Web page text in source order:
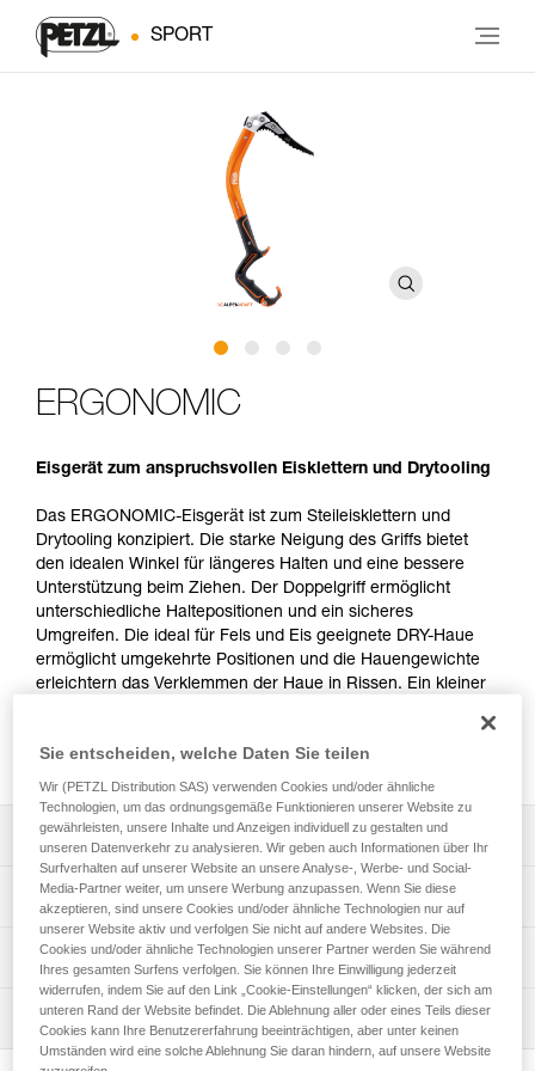
SPORT
ERGONOMIC
Eisgerät zum anspruchsvollen Eisklettern und Drytooling
Das ERGONOMIC-Eisgerät ist zum Steileisklettern und
Drytooling konzipiert. Die starke Neigung des Griffs bietet
den idealen Winkel für längeres Halten und eine bessere
Unterstützung beim Ziehen. Der Doppelgriff ermöglicht
unterschiedliche Haltepositionen und ein sicheres
Umgreifen. Die ideal für Fels und Eis geeignete DRY-Haue
ermöglicht umgekehrte Positionen und die Hauengewichte
erleichtern das Verklemmen der Haue in Rissen. Ein kleiner
entsprechend der vorgesehenen Tour ausgewählt werden.
Leistungsverzeichnis
Komfortable Handhabung, geeignet für technisch sehr
anspruchsvolle Routen:
- Der Doppelgriff (oben und unten) ermöglicht
unterschiedliche Haltepositionen und ein sicheres
Umgreifen.
- Der stark abgewinkelte untere Griff erhöht den Komfort
beim Halten und bietet bessere Unterstützung in extrem
schwierigen Passagen. Die Form ermöglicht das Handling
Technische Spezifikationen
Haue: 2
Schaft: 2
Material: Aluminium, Stahl, glasfaserverstärkter Kunststoff
Zertifizierung(en): CE, UKCA, UIAA
Technische Informationen
Gebrauchsanleitung
Das PDF herunterladen technical-notice-ERGONOMIC-1
Das PDF herunterladen technical-notice-
Wartung
Ablauf der PSA-Prüfung
Sie entscheiden, welche Daten Sie teilen
Wir (PETZL Distribution SAS) verwenden Cookies und/oder ähnliche
Technologien, um das ordnungsgemäße Funktionieren unserer Website zu
gewährleisten, unsere Inhalte und Anzeigen individuell zu gestalten und
unseren Datenverkehr zu analysieren. Wir geben auch Informationen über Ihr
Surfverhalten auf unserer Website an unsere Analyse-, Werbe- und Social-
Media-Partner weiter, um unsere Werbung anzupassen. Wenn Sie diese
akzeptieren, sind unsere Cookies und/oder ähnliche Technologien nur auf
unserer Website aktiv und verfolgen Sie nicht auf andere Websites. Die
Cookies und/oder ähnliche Technologien unserer Partner werden Sie während
Ihres gesamten Surfens verfolgen. Sie können Ihre Einwilligung jederzeit
widerrufen, indem Sie auf den Link „Cookie-Einstellungen“ klicken, der sich am
unteren Rand der Website befindet. Die Ablehnung aller oder eines Teils dieser
Cookies kann Ihre Benutzererfahrung beeinträchtigen, aber unter keinen
Umständen wird eine solche Ablehnung Sie daran hindern, auf unsere Website